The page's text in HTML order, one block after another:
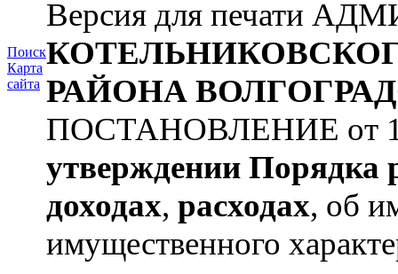
Поиск
Карта
сайта
Версия для печати
РАЙОНА
ПОСТАНОВЛЕНИЕ от
утверждении Порядка
доходах, расходах, об
имущественного